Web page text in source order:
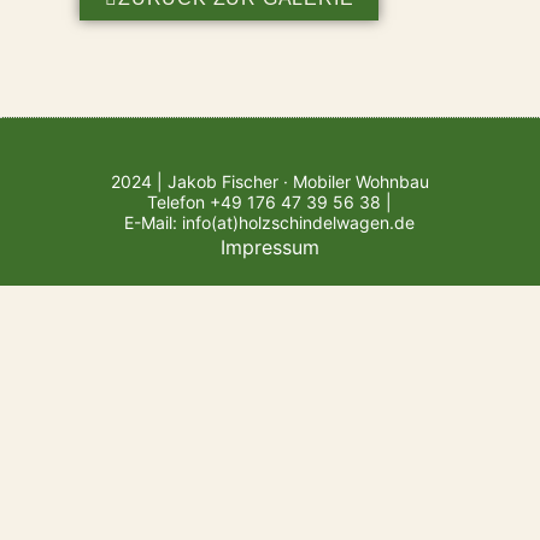
2024 | Jakob Fischer · Mobiler Wohnbau
Telefon +49 176 47 39 56 38 |
E-Mail: info(at)holzschindelwagen.de
Impressum